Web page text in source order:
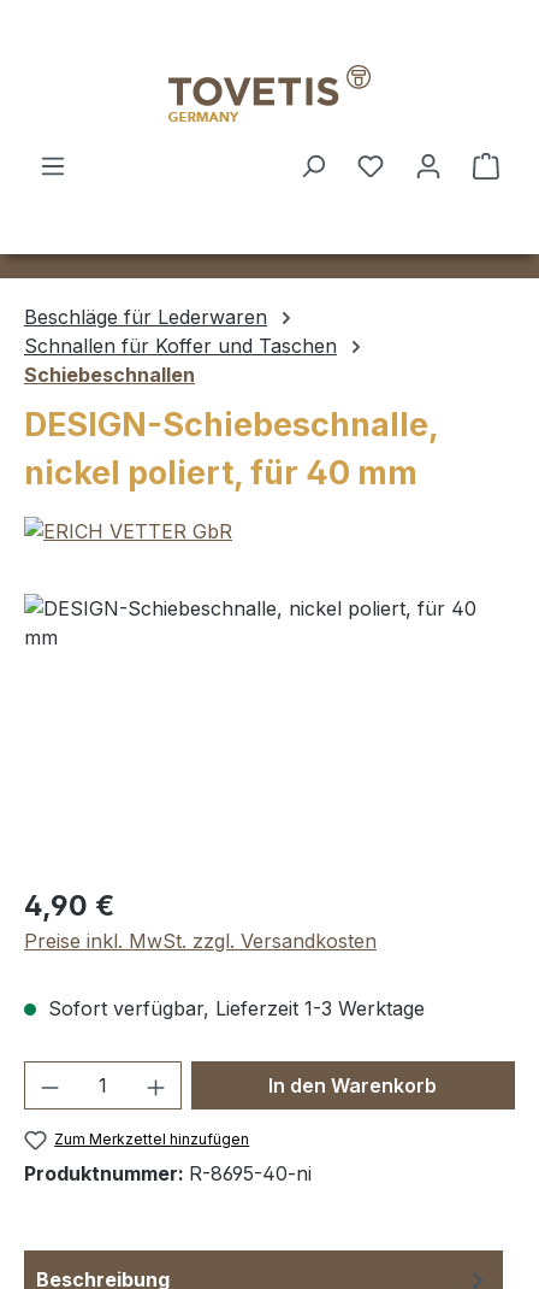
Beschläge für Lederwaren
Schnallen für Koffer und Taschen
Schiebeschnallen
DESIGN-Schiebeschnalle,
nickel poliert, für 40 mm
Bildergalerie überspringen
Regulärer Preis:
4,90 €
Preise inkl. MwSt. zzgl. Versandkosten
Sofort verfügbar, Lieferzeit 1-3 Werktage
Produkt Anzahl: Gib denIn den Warenkorb
Zum Merkzettel hinzufügen
Produktnummer: R-8695-40-ni
Beschreibung